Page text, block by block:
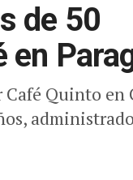
de 50
en
Quinto en